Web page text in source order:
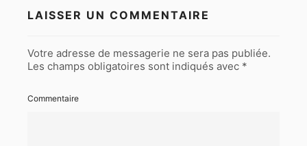
LAISSER UN COMMENTAIRE
Votre adresse de messagerie ne sera pas publiée.
Les champs obligatoires sont indiqués avec *
Commentaire